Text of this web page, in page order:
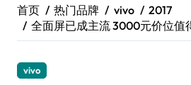
首页 热门品牌 vivo
2017
全面屏已成主流 3000元价位值
vivo